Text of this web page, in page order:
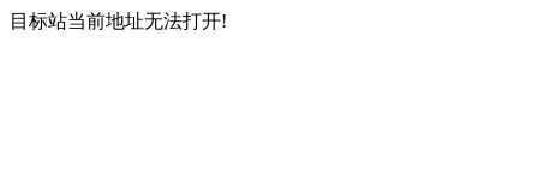
目标站当前地址无法打开!